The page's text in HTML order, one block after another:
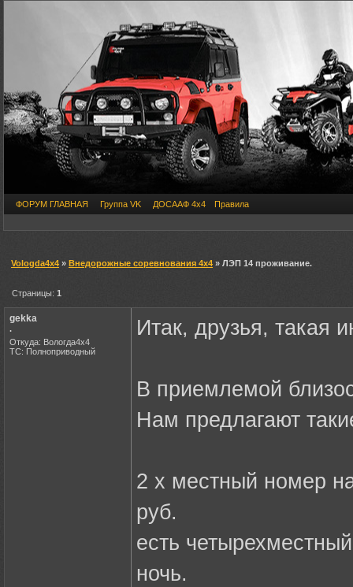
ФОРУМ ГЛАВНАЯ Группа VK ДОСААФ 4х4 Правила
Vologda4x4 » Внедорожные соревнования 4х4 » ЛЭП 14 проживание.
Страницы:1
gekka
.
Откуда: Вологда4х4
ТС: Полноприводный
Итак, друзья, такая
В приемлемой
Нам предлагают
2 х местный номер
руб.
есть
ночь.